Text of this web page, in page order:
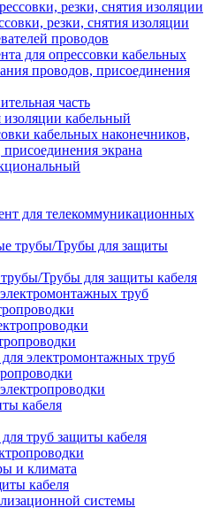
резки, снятия изоляции
проводов
для опрессовки кабельных
проводов, присоединения
часть
кабельный
кабельных наконечников,
экрана
для телекоммуникационных
Трубы для защиты кабеля
труб
электромонтажных труб
кабеля
труб защиты кабеля
и климата
кабеля